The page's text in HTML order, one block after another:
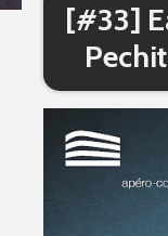
[#33]